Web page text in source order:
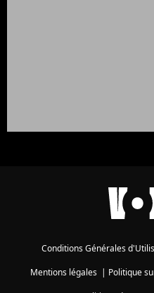
Conditions Générales
Mentions légales| Politique